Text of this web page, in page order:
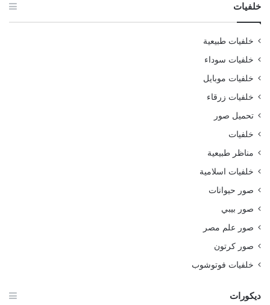
خلفيات
خلفيات طبيعية
خلفيات سوداء
خلفيات موبايل
خلفيات زرقاء
تحميل صور
خلفيات
مناظر طبيعية
خلفيات اسلامية
صور حيوانات
صور بيبي
صور علم مصر
صور كرتون
خلفيات فوتوشوب
ديكورات